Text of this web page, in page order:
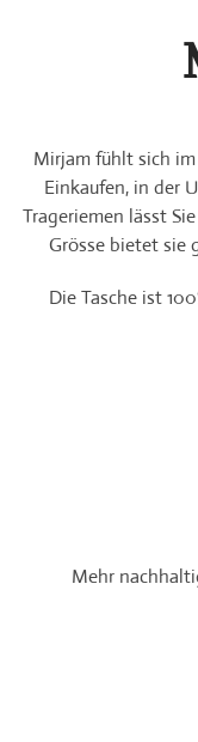
Mirjam fühlt sich
Einkaufen, in der
Trageriemen lässt
Grösse bietet sie
Die Tasche ist
Mehr